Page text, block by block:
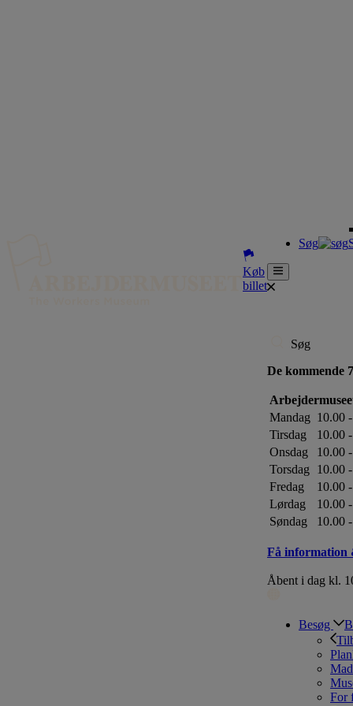
Køb
billet
Søg
Søg
De kommende
Mandag 10.00
Tirsdag
10.00
Onsdag
10.00
Torsdag
10.00
Fredag
10.00
Lørdag
10.00
Søndag
10.00
Få
Åbent i dag kl.
Besøg
For